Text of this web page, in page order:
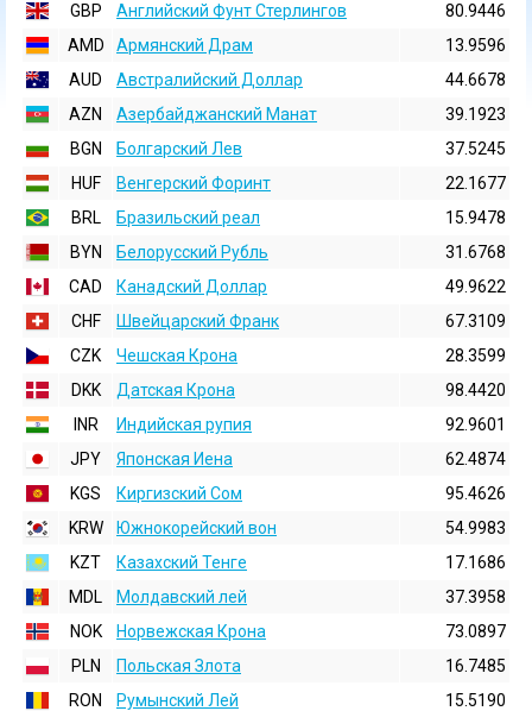
GBP
Английский Фунт Стерлингов
80.9446
AMD
Армянский Драм
13.9596
AUD
Австралийский Доллар
44.6678
AZN
Азербайджанский Манат
39.1923
BGN
Болгарский Лев
37.5245
HUF
Венгерский Форинт
22.1677
BRL
Бразильский реал
15.9478
BYN
Белорусский Рубль
31.6768
CAD
Канадский Доллар
49.9622
CHF
Швейцарский Франк
67.3109
CZK
Чешская Крона
28.3599
DKK
Датская Крона
98.4420
INR
Индийская pупия
92.9601
JPY
Японская Иена
62.4874
KGS
Киргизский Сом
95.4626
KRW
Южнокорейский вон
54.9983
KZT
Казахский Тенге
17.1686
MDL
Молдавский лей
37.3958
NOK
Норвежская Крона
73.0897
PLN
Польская Злота
16.7485
RON
Румынский Лей
15.5190